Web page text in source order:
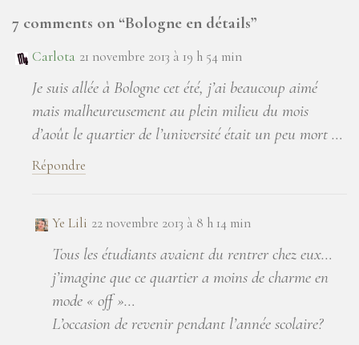
7 comments on “Bologne en détails”
Carlota 21 novembre 2013 à 19 h 54 min
Je suis allée à Bologne cet été, j’ai beaucoup aimé
mais malheureusement au plein milieu du mois
d’août le quartier de l’université était un peu mort …
Répondre
Ye Lili 22 novembre 2013 à 8 h 14 min
Tous les étudiants avaient du rentrer chez eux…
j’imagine que ce quartier a moins de charme en
mode « off »…
L’occasion de revenir pendant l’année scolaire?